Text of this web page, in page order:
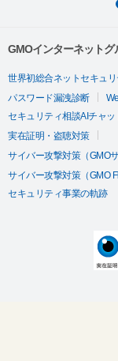
GMOインターネット
世界初総合ネットセキュ
パスワード漏洩診断
セキュリティ相談AIチャッ
実在証明・盗聴対策
サイバー攻撃対策（GMO
サイバー攻撃対策（GMO
セキュリティ事業の軌跡